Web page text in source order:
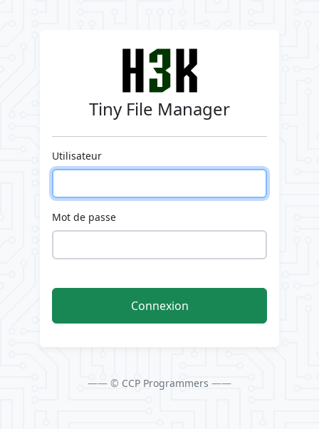
Tiny File Manager
Utilisateur
Mot de passe
Connexion
—— © CCP Programmers ——